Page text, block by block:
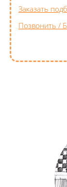
Заказать
Позвонить /